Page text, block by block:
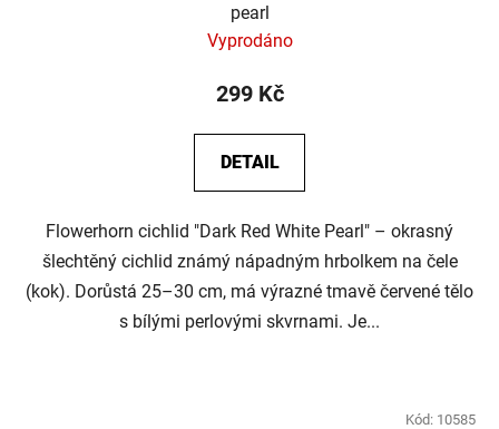
pearl
Vyprodáno
299 Kč
DETAIL
Flowerhorn cichlid "Dark Red White Pearl" – okrasný
šlechtěný cichlid známý nápadným hrbolkem na čele
(kok). Dorůstá 25–30 cm, má výrazné tmavě červené tělo
s bílými perlovými skvrnami. Je...
Kód: 10585